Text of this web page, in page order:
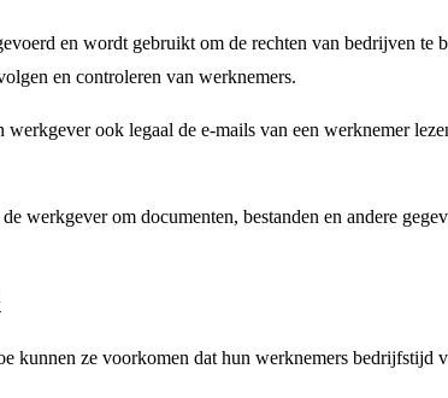
en wordt gebruikt om de rechten van bedrijven te
en controleren van werknemers.
ook legaal de e-mails van een werknemer
werkgever om documenten, bestanden en andere
kunnen ze voorkomen dat hun werknemers